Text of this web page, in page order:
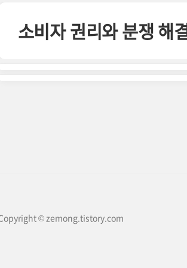
소비자 권리와 분쟁 해
© zemong.tistory.com